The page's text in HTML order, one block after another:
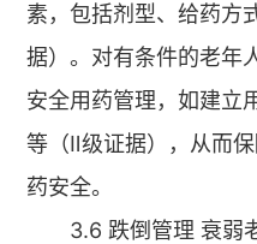
素，包括剂型、给药方
据）。对有条件的老年
安全用药管理，如建立
等（Ⅱ级证据），从而
药安全。
3.6 跌倒管理 衰弱